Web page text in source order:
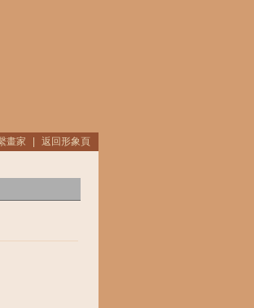
畫家 返回形象頁